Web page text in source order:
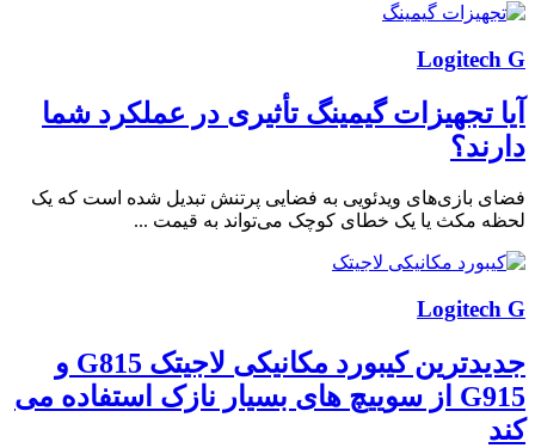
Logitech G
آیا تجهیزات گیمینگ تأثیری در عملکرد شما
دارند؟
فضای بازی‌های ویدئویی به فضایی پرتنش تبدیل شده است که یک
لحظه مکث یا یک خطای کوچک می‌تواند به قیمت ...
Logitech G
جدیدترین کیبورد مکانیکی لاجیتک G815 و
G915 از سوییچ های بسیار نازک استفاده می
کند